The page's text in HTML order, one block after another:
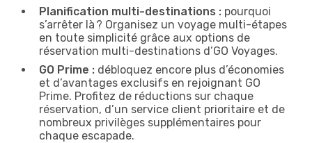
Planification multi-destinations : pourquoi
s’arrêter là ? Organisez un voyage multi-étapes
en toute simplicité grâce aux options de
réservation multi-destinations d’GO Voyages.
GO Prime : débloquez encore plus d’économies
et d’avantages exclusifs en rejoignant GO
Prime. Profitez de réductions sur chaque
réservation, d’un service client prioritaire et de
nombreux privilèges supplémentaires pour
chaque escapade.